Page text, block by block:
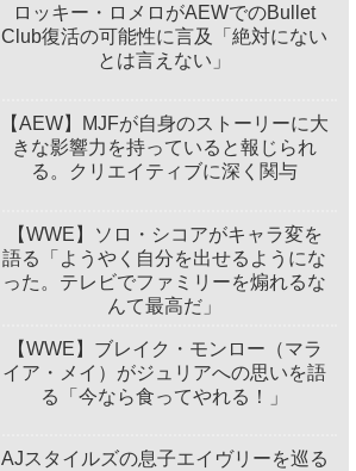
ロッキー・ロメロがAEWでのBullet
Club復活の可能性に言及「絶対にない
とは言えない」
【AEW】MJFが自身のストーリーに大
きな影響力を持っていると報じられ
る。クリエイティブに深く関与
【WWE】ソロ・シコアがキャラ変を
語る「ようやく自分を出せるようにな
った。テレビでファミリーを煽れるな
んて最高だ」
【WWE】ブレイク・モンロー（マラ
イア・メイ）がジュリアへの思いを語
る「今なら食ってやれる！」
AJスタイルズの息子エイヴリーを巡る